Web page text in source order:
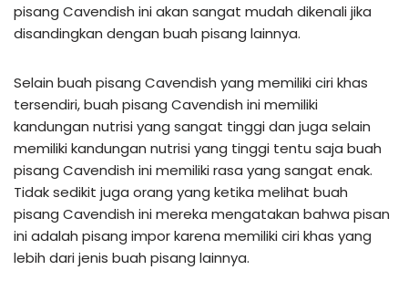
pisang Cavendish ini akan sangat mudah dikenali jika
disandingkan dengan buah pisang lainnya.
Selain buah pisang Cavendish yang memiliki ciri khas
tersendiri, buah pisang Cavendish ini memiliki
kandungan nutrisi yang sangat tinggi dan juga selain
memiliki kandungan nutrisi yang tinggi tentu saja buah
pisang Cavendish ini memiliki rasa yang sangat enak.
Tidak sedikit juga orang yang ketika melihat buah
pisang Cavendish ini mereka mengatakan bahwa pisan
ini adalah pisang impor karena memiliki ciri khas yang
lebih dari jenis buah pisang lainnya.